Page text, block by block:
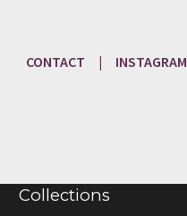
CONTACT | INSTAGRAM
Collections